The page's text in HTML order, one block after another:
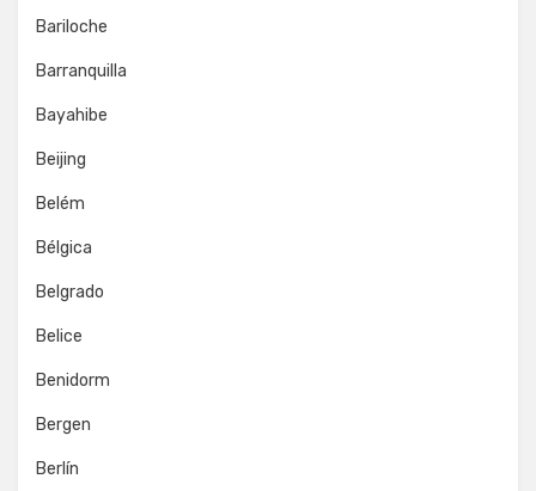
Bariloche
Barranquilla
Bayahibe
Beijing
Belém
Bélgica
Belgrado
Belice
Benidorm
Bergen
Berlín